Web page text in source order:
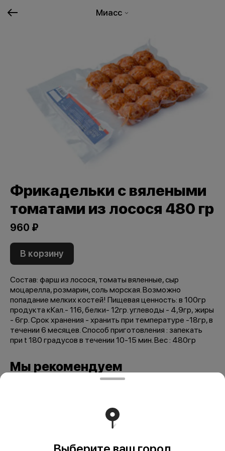
Миасс
Фрикадельки с вялеными
томатами из лосося 480 гр
960 ₽
В корзину
Состав: фарш из лосося, томаты вяленные, сыр
моцарелла, розмарин, соль морская. Возможно
попадание мелких костей! Пищевая ценность: в 100гр
продукта кКал.- 116, белки- 12гр. углеводы - 4,9гр, жиры
- 6гр. Срок хранения - хранить при температуре -18гр, в
течении 6 месяцев. Способ приготовления : запекать
при t 180 градусов в течении 10-15 мин. Вес : 480гр
Мы рекомендуем